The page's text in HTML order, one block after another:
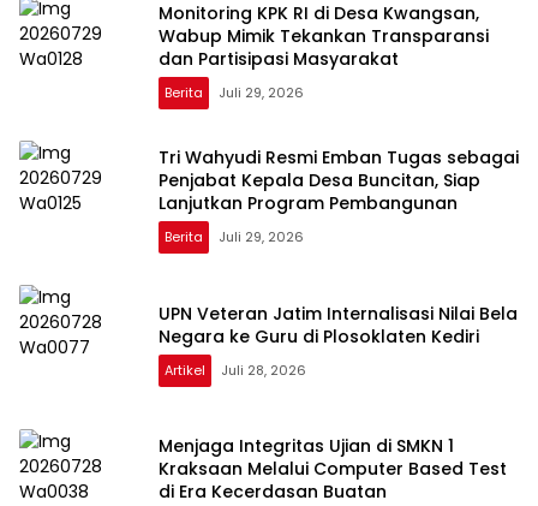
Monitoring KPK RI di Desa Kwangsan,
Wabup Mimik Tekankan Transparansi
dan Partisipasi Masyarakat
Berita Juli 29, 2026
Tri Wahyudi Resmi Emban Tugas sebagai
Penjabat Kepala Desa Buncitan, Siap
Lanjutkan Program Pembangunan
Berita Juli 29, 2026
UPN Veteran Jatim Internalisasi Nilai Bela
Negara ke Guru di Plosoklaten Kediri
Artikel Juli 28, 2026
Menjaga Integritas Ujian di SMKN 1
Kraksaan Melalui Computer Based Test
di Era Kecerdasan Buatan